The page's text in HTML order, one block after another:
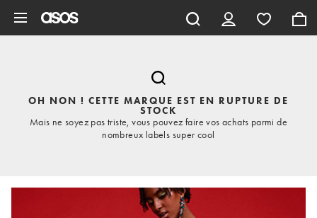
OH NON ! CETTE MARQUE EST EN RUPTURE DE
STOCK
Mais ne soyez pas triste, vous pouvez faire vos achats parmi de
nombreux labels super cool